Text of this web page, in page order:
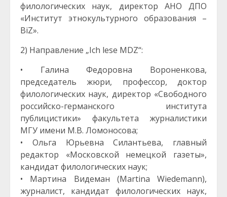
филологических наук, директор АНО ДПО
«Институт этнокультурного образования –
BiZ».
2) Направление „Ich lese MDZ“:
• Галина Федоровна Вороненкова,
председатель жюри, профессор, доктор
филологических наук, директор «Свободного
российско-германского института
публицистики» факультета журналистики
МГУ имени М.В. Ломоносова;
• Ольга Юрьевна Силантьева, главный
редактор «Московской немецкой газеты»,
кандидат филологических наук;
• Мартина Видеман (Martina Wiedemann),
журналист, кандидат филологических наук,